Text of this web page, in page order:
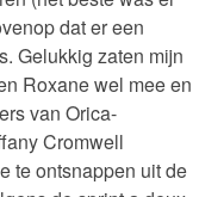
dat er een
Gelukkig zaten mijn
Roxane wel mee en
van Orica-
Cromwell
te ontsnappen uit de